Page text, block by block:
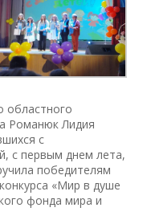
областного
Романюк Лидия
с
с первым днем лета,
победителям
«Мир в душе
фонда мира и